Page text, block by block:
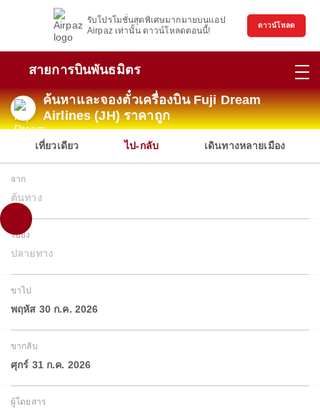
รับโปรโมชั่นสุดพิเศษมากมายบนแอป
Airpaz เท่านั้น ดาวน์โหลดตอนนี้!
ดาวน์โหลด
สายการบินพันธมิตร
ค้นหาและจองตั๋วเครื่องบิน Fuji Dream
Airlines (JH) ราคาถูก
เที่ยวเดียว ไป-กลับ เดินทางหลายเมือง
จาก
ต้นทาง
ไปยัง
ปลายทาง
ขาไป
พฤหัส 30 ก.ค. 2026
ขากลับ
ศุกร์ 31 ก.ค. 2026
ผู้โดยสาร